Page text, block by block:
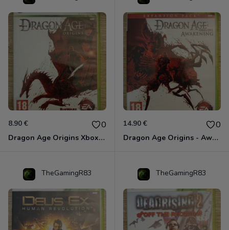
8.90 € 0
Dragon Age Origins Xbox 360
14.90 € 0
Dragon Age Origins - Awakening Xbox 360
TheGamingR83 TheGamingR83